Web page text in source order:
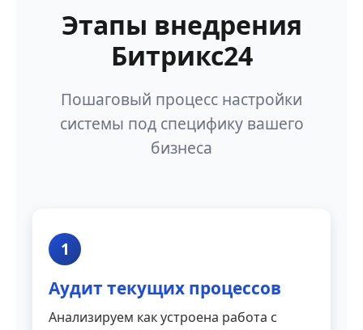
Этапы внедрения
Битрикс24
Пошаговый процесс настройки
системы под специфику вашего
бизнеса
1
Аудит текущих процессов
Анализируем как устроена работа с